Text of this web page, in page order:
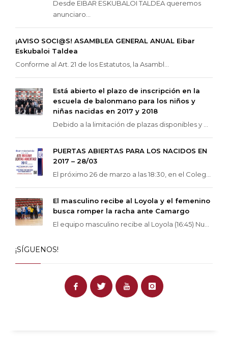
Desde EIBAR ESKUBALOI TALDEA queremos
anunciaro...
¡AVISO SOCI@S! ASAMBLEA GENERAL ANUAL Eibar
Eskubaloi Taldea
Conforme al Art. 21 de los Estatutos, la Asambl...
Está abierto el plazo de inscripción en la
escuela de balonmano para los niños y
niñas nacidas en 2017 y 2018
Debido a la limitación de plazas disponibles y ...
PUERTAS ABIERTAS PARA LOS NACIDOS EN
2017 – 28/03
El próximo 26 de marzo a las 18:30, en el Coleg...
El masculino recibe al Loyola y el femenino
busca romper la racha ante Camargo
El equipo masculino recibe al Loyola (16:45) Nu...
¡SÍGUENOS!